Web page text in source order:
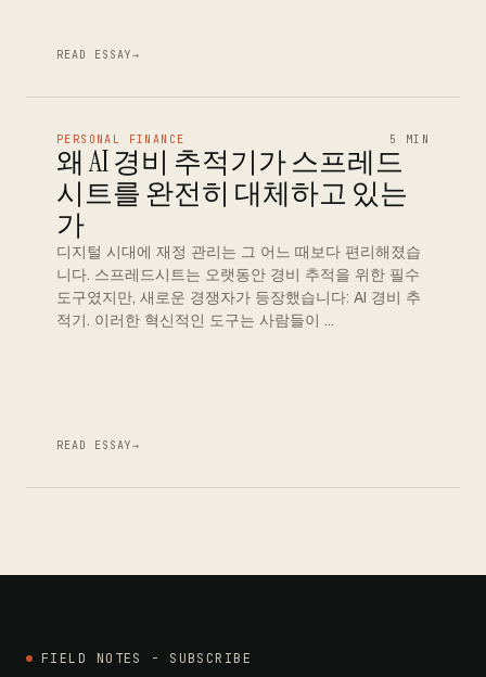
READ ESSAY→
PERSONAL FINANCE 5 MIN
왜 AI 경비 추적기가 스프레드
시트를 완전히 대체하고 있는
가
디지털 시대에 재정 관리는 그 어느 때보다 편리해졌습
니다. 스프레드시트는 오랫동안 경비 추적을 위한 필수
도구였지만, 새로운 경쟁자가 등장했습니다: AI 경비 추
적기. 이러한 혁신적인 도구는 사람들이 …
READ ESSAY→
FIELD NOTES - SUBSCRIBE